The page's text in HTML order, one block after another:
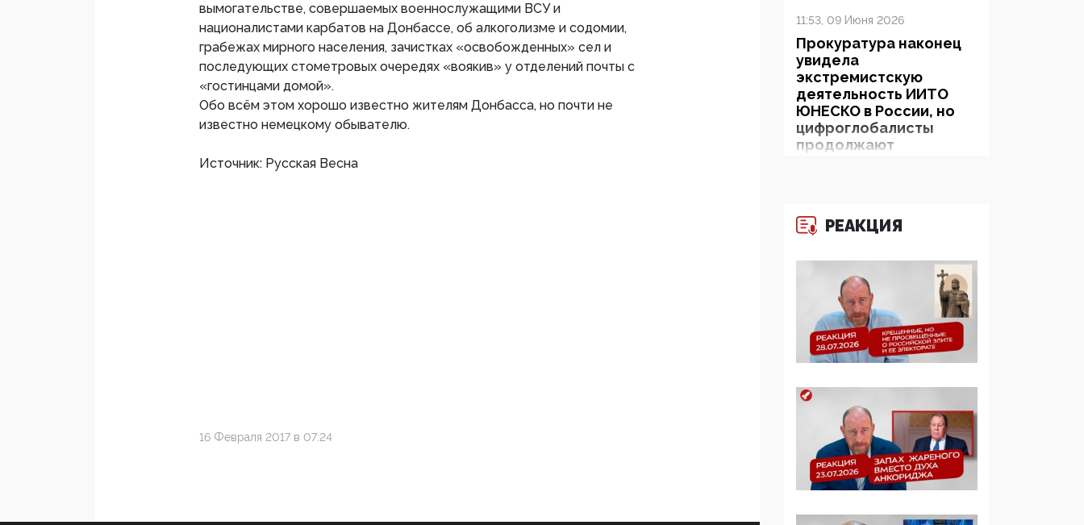
вымогательстве, совершаемых военнослужащими ВСУ и
националистами карбатов на Донбассе, об алкоголизме и содомии,
грабежах мирного населения, зачистках «освобожденных» сел и
последующих стометровых очередях «воякив» у отделений почты с
«гостинцами домой».
Обо всём этом хорошо известно жителям Донбасса, но почти не
известно немецкому обывателю.
Источник: Русская Весна
16 Февраля 2017 в 07:24
11:53, 09 Июня 2026
Прокуратура наконец
увидела
экстремистскую
деятельность ИИТО
ЮНЕСКО в России, но
цифроглобалисты
продолжают
09:43, 01 Июня 2026
5G за счет здоровья
граждан: Минцифры
намерено отобрать у
регионов и
муниципалитетов право
защищать жилые дома
и социальные объекты
от ЭМИ
05:58, 26 Мая 2026
Роскомнадзор
освободили от борца с
деструктивным и
опасным контентом
07:39, 25 Мая 2026
РЕАКЦИЯ